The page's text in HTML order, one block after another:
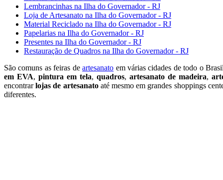
Lembrancinhas na Ilha do Governador - RJ
Loja de Artesanato na Ilha do Governador - RJ
Material Reciclado na Ilha do Governador - RJ
Papelarias na Ilha do Governador - RJ
Presentes na Ilha do Governador - RJ
Restauração de Quadros na Ilha do Governador - RJ
São comuns as feiras deartesanato em várias cidades de todo o
em EVA, pintura em tela, quadros, artesanato de madeira,
encontrarlojas de artesanatoaté mesmo em grandes shoppings
diferentes.